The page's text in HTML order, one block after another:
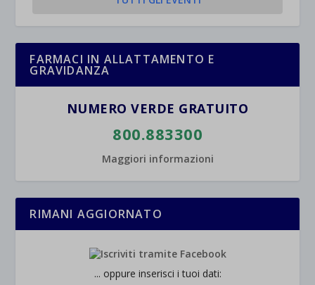
FARMACI IN ALLATTAMENTO E
GRAVIDANZA
NUMERO VERDE GRATUITO
800.883300
Maggiori informazioni
RIMANI AGGIORNATO
... oppure inserisci i tuoi dati: